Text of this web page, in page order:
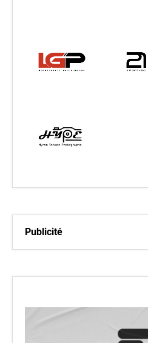
Publicité